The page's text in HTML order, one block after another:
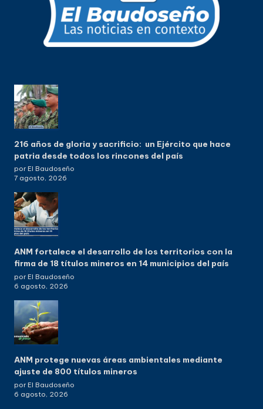
216 años de gloria y sacrificio: un Ejército que hace
patria desde todos los rincones del país
por El Baudoseño
7 agosto, 2026
ANM fortalece el desarrollo de los territorios con la
firma de 18 títulos mineros en 14 municipios del país
por El Baudoseño
6 agosto, 2026
ANM protege nuevas áreas ambientales mediante
ajuste de 800 títulos mineros
por El Baudoseño
6 agosto, 2026